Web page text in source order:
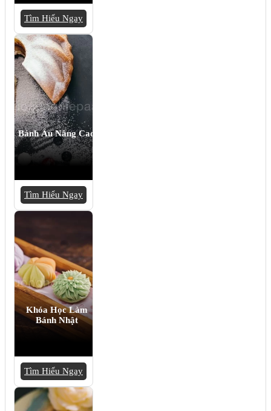
Tìm Hiểu Ngay
Bánh Âu Nâng Cao
Tìm Hiểu Ngay
Khóa Học Làm
Bánh Nhật
Tìm Hiểu Ngay